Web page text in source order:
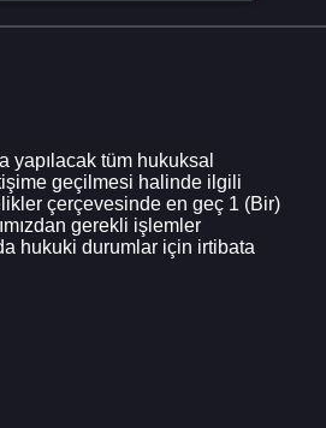
yapılacak tüm hukuksal
geçilmesi halinde ilgili
çerçevesinde en geç 1 (Bir)
gerekli işlemler
hukuki durumlar için irtibata